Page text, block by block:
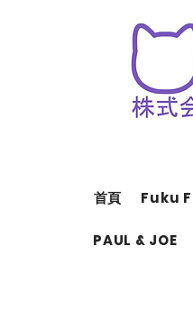
首頁 Fuku
PAUL & JOE